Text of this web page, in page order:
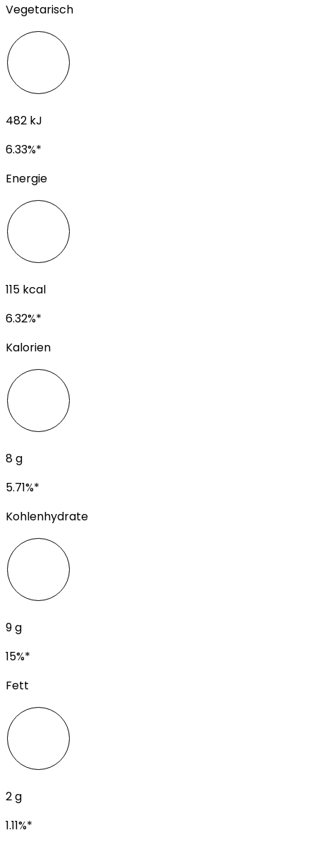
Vegetarisch
482 kJ
6.33%*
Energie
115 kcal
6.32%*
Kalorien
8g
5.71%*
Kohlenhydrate
9g
15%*
Fett
2g
1.11%*